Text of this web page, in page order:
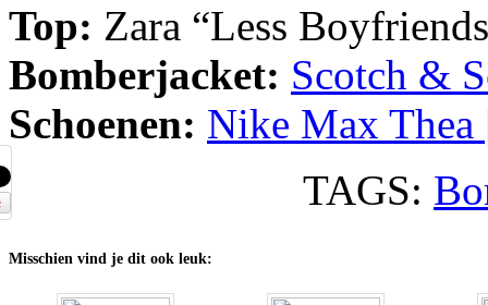
Top: Zara “Less
Bomberjacket: Scotch &
Schoenen: Nike Max Thea
TAGS:
Misschien vind je dit ook leuk: